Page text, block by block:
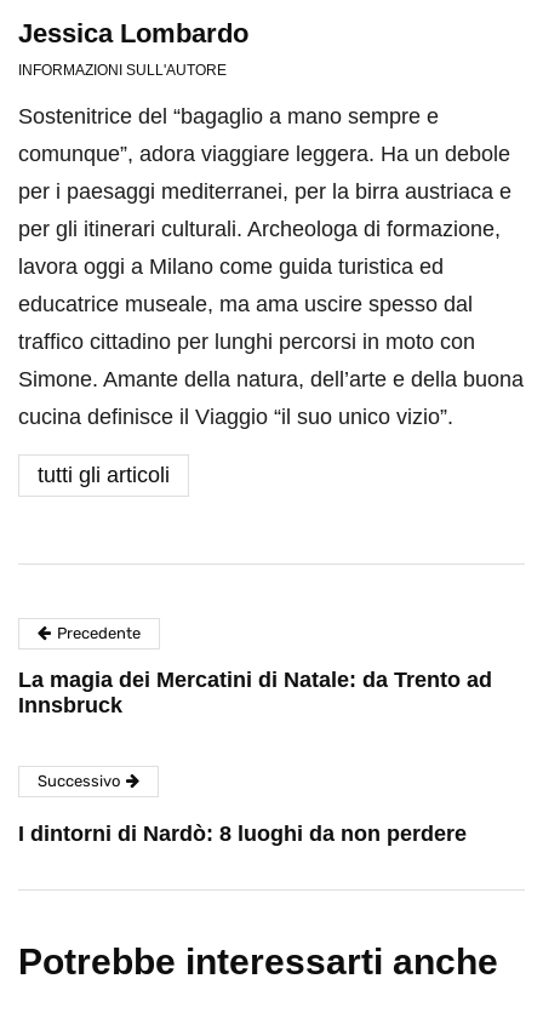
Jessica Lombardo
INFORMAZIONI SULL'AUTORE
Sostenitrice del “bagaglio a mano sempre e
comunque”, adora viaggiare leggera. Ha un debole
per i paesaggi mediterranei, per la birra austriaca e
per gli itinerari culturali. Archeologa di formazione,
lavora oggi a Milano come guida turistica ed
educatrice museale, ma ama uscire spesso dal
traffico cittadino per lunghi percorsi in moto con
Simone. Amante della natura, dell’arte e della buona
cucina definisce il Viaggio “il suo unico vizio”.
tutti gli articoli
Precedente
La magia dei Mercatini di Natale: da Trento ad
Innsbruck
Successivo
I dintorni di Nardò: 8 luoghi da non perdere
Potrebbe interessarti anche